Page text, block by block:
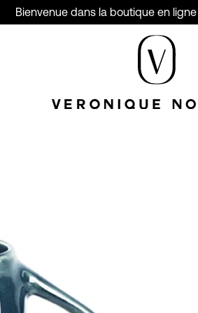
Bienvenue dans la boutique en